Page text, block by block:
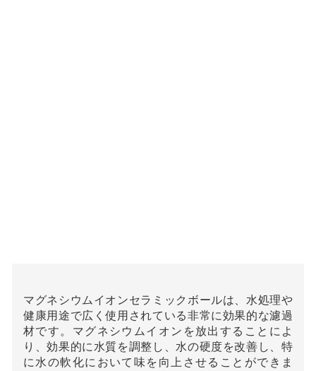
マグネシウムイオンセラミックボールは、水処理や
健康用途で広く使用されている非常に効果的な濾過
材です。マグネシウムイオンを放出することによ
り、効果的に水質を調整し、水の硬度を改善し、特
に水の軟化において味を向上させることができま